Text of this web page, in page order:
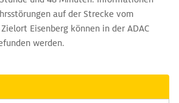
auf der Strecke vom
Eisenberg können in der ADAC
werden.